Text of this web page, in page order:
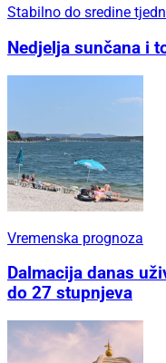
Stabilno do sredine
Nedjelja sunčana i
Vremenska prognoza
Dalmacija danas
do 27 stupnjeva